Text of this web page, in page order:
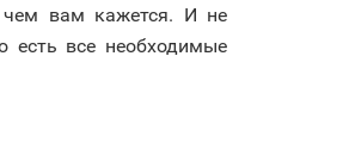
чем вам кажется. И не
есть все необходимые